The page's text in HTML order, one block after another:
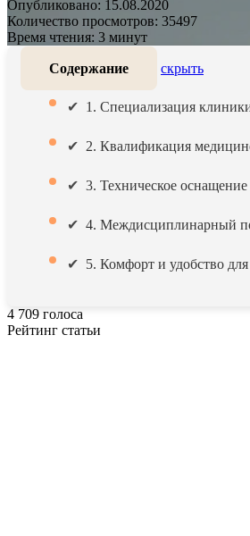
Опубликовано: 15.08.2020
Количество просмотров: 35497
Время чтения: 3 минут
Содержание скрыть
1. Специализация
2. Квалификация
3. Техническое оснащение
4. Междисциплинарный
5. Комфорт и удобство
4 709 голоса
Рейтинг статьи